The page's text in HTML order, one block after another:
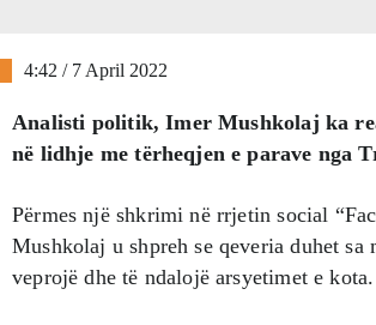
4:42 / 7 April 2022
Analisti politik, Imer Mushkolaj ka
në lidhje me tërheqjen e parave nga
Përmes një shkrimi në rrjetin social
Mushkolaj u shpreh se qeveria duhet sa
veprojë dhe të ndalojë arsyetimet e kota.